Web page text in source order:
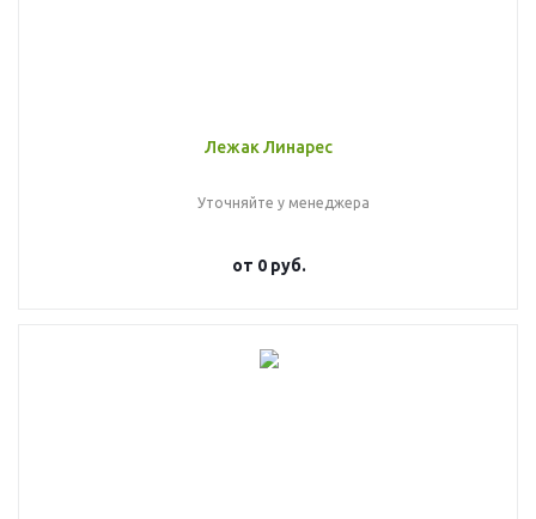
Лежак Линарес
Уточняйте у менеджера
от 0 руб.